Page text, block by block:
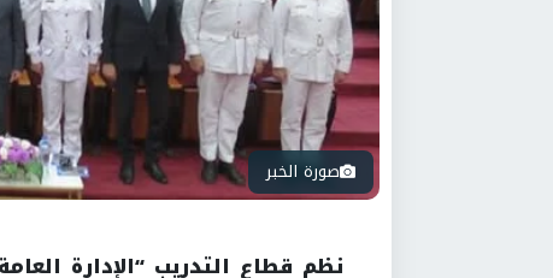
صورة الخبر
نظم قطاع التدريب “الإدارة